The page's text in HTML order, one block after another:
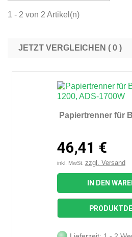
1 - 2 von 2 Artikel(n)
JETZT VERGLEICHEN ( 0
Papiertrenner für
46,41 €
inkl. MwSt. zzgl. Versand
IN DEN